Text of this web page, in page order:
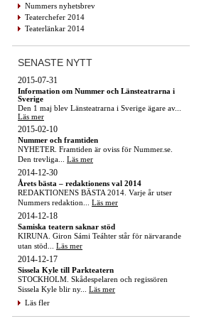
Nummers nyhetsbrev
Teaterchefer 2014
Teaterlänkar 2014
SENASTE NYTT
2015-07-31
Information om Nummer och Länsteatrarna i
Sverige
Den 1 maj blev Länsteatrarna i Sverige ägare av...
Läs mer
2015-02-10
Nummer och framtiden
NYHETER. Framtiden är oviss för Nummer.se.
Den trevliga... Läs mer
2014-12-30
Årets bästa – redaktionens val 2014
REDAKTIONENS BÄSTA 2014. Varje år utser
Nummers redaktion... Läs mer
2014-12-18
Samiska teatern saknar stöd
KIRUNA. Giron Sámi Teáhter står för närvarande
utan stöd... Läs mer
2014-12-17
Sissela Kyle till Parkteatern
STOCKHOLM. Skådespelaren och regissören
Sissela Kyle blir ny... Läs mer
Läs fler